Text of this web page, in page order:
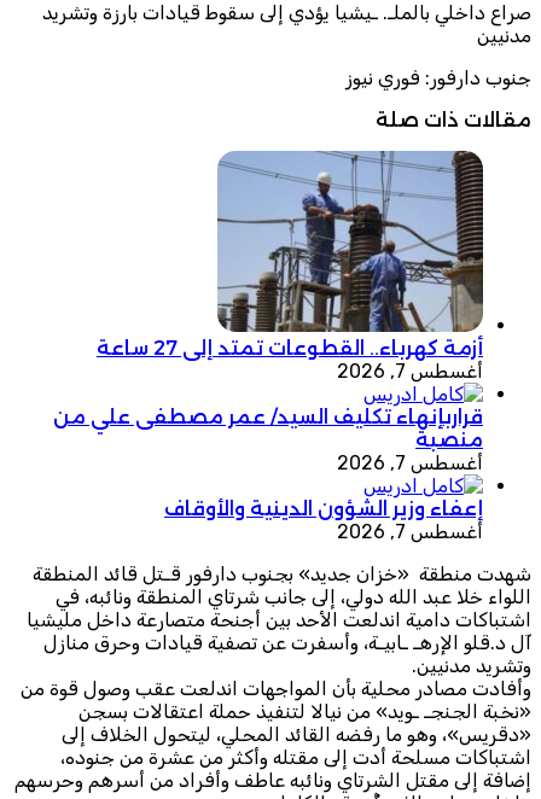
صراع داخلي بالملـ. ـيشيا يؤدي إلى سقوط قيادات بارزة وتشريد
مدنيين
جنوب دارفور: فوري نيوز
مقالات ذات صلة
أزمة كهرباء.. القطوعات تمتد إلى 27 ساعة
أغسطس 7, 2026
قراربإنهاء تكليف السيد/ عمر مصطفى علي من
منصبة
أغسطس 7, 2026
إعفاء وزير الشؤون الدينية والأوقاف
أغسطس 7, 2026
شهدت منطقة «خزان جديد» بجنوب دارفور قـتل قائد المنطقة
اللواء خلا عبد الله دولي، إلى جانب شرتاي المنطقة ونائبه، في
اشتباكات دامية اندلعت الأحد بين أجنحة متصارعة داخل مليشيا
آل د.قلو الإرهـ ـابيـة، وأسفرت عن تصفية قيادات وحرق منازل
وتشريد مدنيين.
وأفادت مصادر محلية بأن المواجهات اندلعت عقب وصول قوة من
«نخبة الجنجـ ـويد» من نيالا لتنفيذ حملة اعتقالات بسجن
«دقريس»، وهو ما رفضه القائد المحلي، ليتحول الخلاف إلى
اشتباكات مسلحة أدت إلى مقتله وأكثر من عشرة من جنوده،
إضافة إلى مقتل الشرتاي ونائبه عاطف وأفراد من أسرهم وحرسهم